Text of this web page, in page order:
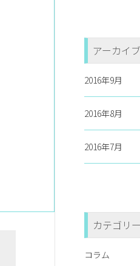
アーカイブ
2016年9月
2016年8月
2016年7月
カテゴリー
コラム